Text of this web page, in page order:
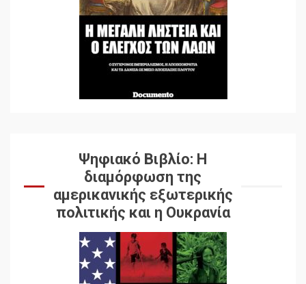
Ψηφιακό Βιβλίο: Η
διαμόρφωση της
αμερικανικής εξωτερικής
πολιτικής και η Ουκρανία